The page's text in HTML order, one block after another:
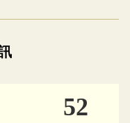
覽，完整即時空